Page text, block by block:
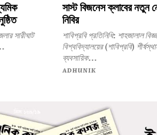
সাস্ট বিজনেস ক্লাবের নতুন
নিবির
শাবিপ্রবি প্রতিনিধি: শাহজালাল বিজ্ঞান ও প্রযুক্তি
বিশ্ববিদ্যালয়ের (শাবিপ্রবি)
ব্যবসায়িক...
ADHUNIK